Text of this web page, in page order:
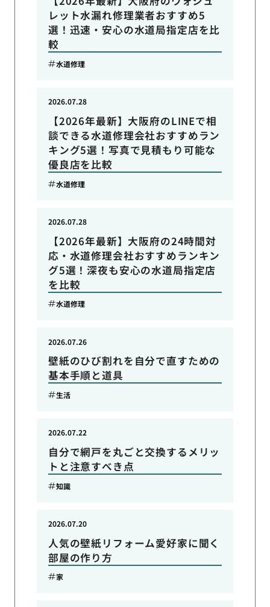
レット水漏れ修理業者おすすめ5
選！迅速・安心の水道局指定店を比
較
水道修理
【2026年最新】大阪府のLINEで相
談できる水道修理会社おすすめラン
キング5選！写真で見積もり可能な
優良店を比較
2026.07.28
水道修理
【2026年最新】大阪府の24時間対
応・水道修理会社おすすめランキン
グ5選！深夜も安心の水道局指定店
を比較
2026.07.28
水道修理
壁紙のひび割れを自分で直すための
基本手順と道具
2026.07.26
生活
自分で網戸を丸ごと交換するメリッ
トと注意すべき点
2026.07.22
知識
人気の壁紙リフォーム愛好家に聞く
部屋の作り方
2026.07.20
家